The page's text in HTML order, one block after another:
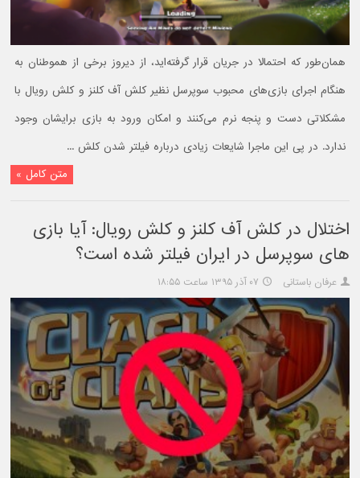
همان‌طور که احتمالا در جریان قرار گرفته‌اید، از دیروز برخی از هموطنان به
هنگام اجرای بازی‌های محبوب سوپرسل نظیر کلش آف کلنز و کلش رویال با
مشکلاتی دست و پنجه نرم می‌کنند و امکان ورود به بازی برایشان وجود
ندارد. در پی این ماجرا شایعات زیادی درباره فیلتر شدن کلش ...
متن کامل »
اختلال در کلش آف کلنز و کلش رویال: آیا بازی
های سوپرسل در ایران فیلتر شده است؟
عرفان باستانی ۰۷ آذر ۱۳۹۵ ساعت ۱۸:۵۵